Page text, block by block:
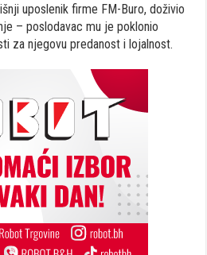
uposlenik firme FM-Buro, doživio
– poslodavac mu je poklonio
za njegovu predanost i lojalnost.